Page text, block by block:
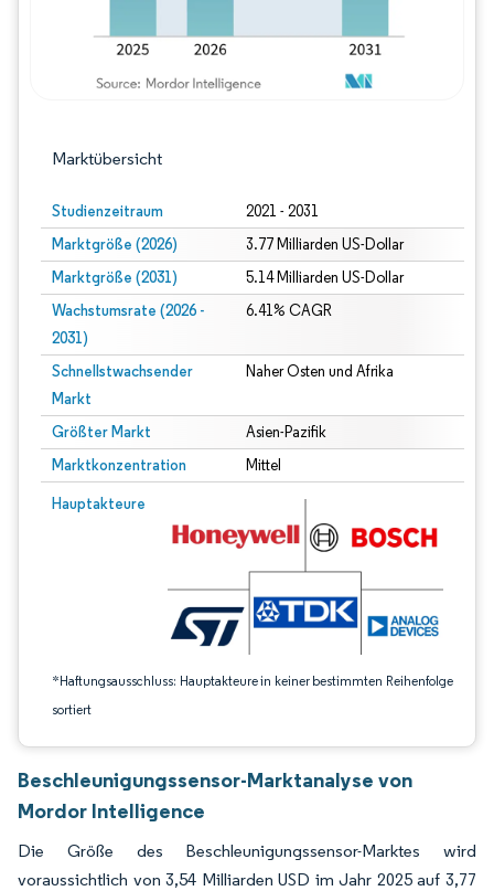
Marktübersicht
Studienzeitraum 2021 - 2031
Marktgröße (2026) 3.77 Milliarden US-Dollar
Marktgröße (2031) 5.14 Milliarden US-Dollar
Wachstumsrate (2026 -
2031)
6.41% CAGR
Schnellstwachsender
Markt
Naher Osten und Afrika
Größter Markt Asien-Pazifik
Marktkonzentration Mittel
Hauptakteure
*Haftungsausschluss: Hauptakteure in keiner bestimmten Reihenfolge
sortiert
Bild © Mordor Intelligence. Wiederverwendung erfordert Namensnennung
Beschleunigungssensor-Marktanalyse von
Mordor Intelligence
Die Größe des Beschleunigungssensor-Marktes wird
voraussichtlich von 3,54 Milliarden USD im Jahr 2025 auf 3,77